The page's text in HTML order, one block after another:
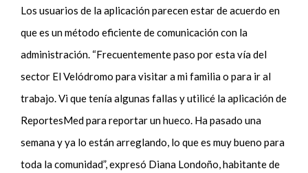
Los usuarios de la aplicación parecen estar de acuerdo en
que es un método eficiente de comunicación con la
administración. “Frecuentemente paso por esta vía del
sector El Velódromo para visitar a mi familia o para ir al
trabajo. Vi que tenía algunas fallas y utilicé la aplicación de
ReportesMed para reportar un hueco. Ha pasado una
semana y ya lo están arreglando, lo que es muy bueno para
toda la comunidad”, expresó Diana Londoño, habitante de